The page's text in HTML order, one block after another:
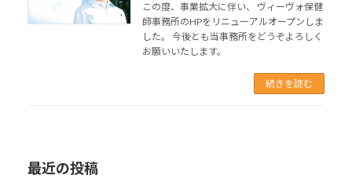
この度、事業拡大に伴い、 ヴィーヴォ保健
師事務所のHPをリニューアルオープンしま
した。 今後とも当事務所をどうぞよろしく
お願いいたします。
続きを読む
最近の投稿